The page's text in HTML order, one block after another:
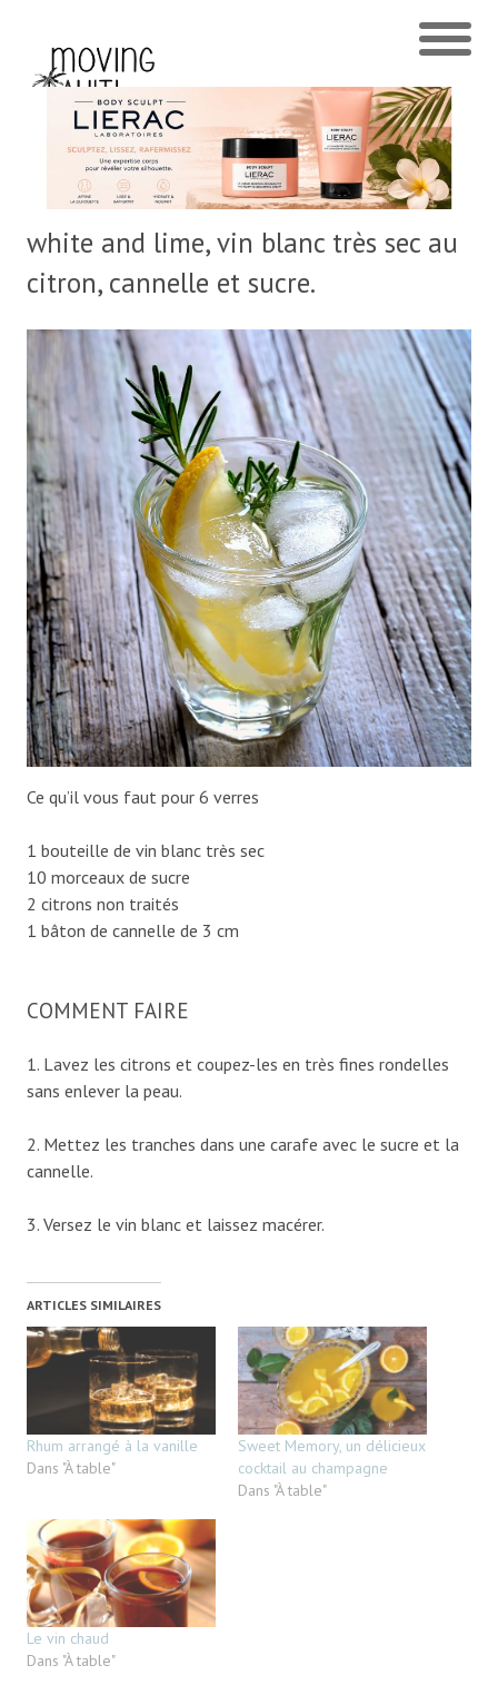
white and lime, vin blanc très sec au
citron, cannelle et sucre.
Ce qu’il vous faut pour 6 verres
1 bouteille de vin blanc très sec
10 morceaux de sucre
2 citrons non traités
1 bâton de cannelle de 3 cm
COMMENT FAIRE
1. Lavez les citrons et coupez-les en très fines rondelles
sans enlever la peau.
2. Mettez les tranches dans une carafe avec le sucre et la
cannelle.
3. Versez le vin blanc et laissez macérer.
ARTICLES SIMILAIRES
Rhum arrangé à la vanille
Dans "À table"
Sweet Memory, un délicieux
cocktail au champagne
Dans "À table"
Le vin chaud
Dans "À table"